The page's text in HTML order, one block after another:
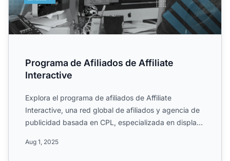
Programa de Afiliados de Affiliate
Interactive
Explora el programa de afiliados de Affiliate
Interactive, una red global de afiliados y agencia de
publicidad basada en CPL, especializada en display,
Aug 1, 2025